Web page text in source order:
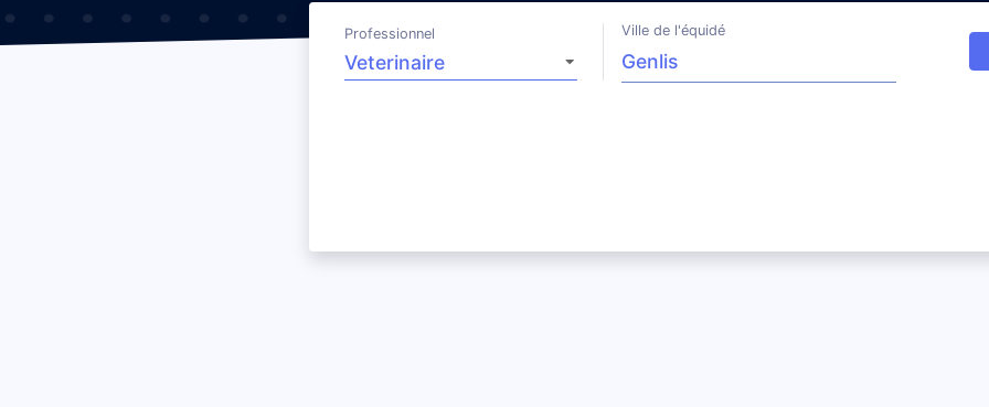
Professionnel Ville de l'équidé